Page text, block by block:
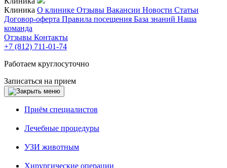
Клиника О клинике Отзывы Вакансии Новости Статьи
Договор-оферта Правила посещения База знаний Наша
команда
Отзывы Контакты
+7 (812) 711-01-74
Работаем круглосуточно
Записаться на прием
Приём специалистов
Лечебные процедуры
УЗИ животным
Хирургические операции